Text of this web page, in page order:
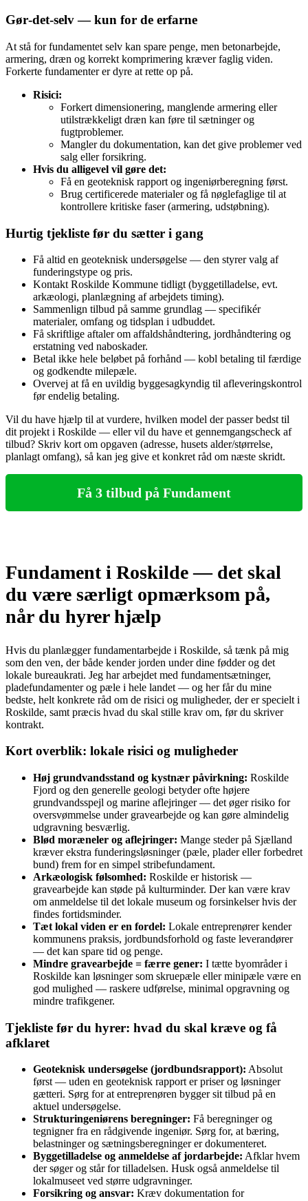
Gør‑det‑selv — kun for de erfarne
At stå for fundamentet selv kan spare penge, men betonarbejde,
armering, dræn og korrekt komprimering kræver faglig viden.
Forkerte fundamenter er dyre at rette op på.
Risici:
Forkert dimensionering, manglende armering eller
utilstrækkeligt dræn kan føre til sætninger og
fugtproblemer.
Mangler du dokumentation, kan det give problemer ved
salg eller forsikring.
Hvis du alligevel vil gøre det:
Få en geoteknisk rapport og ingeniørberegning først.
Brug certificerede materialer og få nøglefaglige til at
kontrollere kritiske faser (armering, udstøbning).
Hurtig tjekliste før du sætter i gang
Få altid en geoteknisk undersøgelse — den styrer valg af
funderingstype og pris.
Kontakt Roskilde Kommune tidligt (byggetilladelse, evt.
arkæologi, planlægning af arbejdets timing).
Sammenlign tilbud på samme grundlag — specifikér
materialer, omfang og tidsplan i udbuddet.
Få skriftlige aftaler om affaldshåndtering, jordhåndtering og
erstatning ved naboskader.
Betal ikke hele beløbet på forhånd — kobl betaling til færdige
og godkendte milepæle.
Overvej at få en uvildig byggesagkyndig til afleveringskontrol
før endelig betaling.
Vil du have hjælp til at vurdere, hvilken model der passer bedst til
dit projekt i Roskilde — eller vil du have et gennemgangscheck af
tilbud? Skriv kort om opgaven (adresse, husets alder/størrelse,
planlagt omfang), så kan jeg give et konkret råd om næste skridt.
Få 3 tilbud på Fundament
Fundament i Roskilde — det skal
du være særligt opmærksom på,
når du hyrer hjælp
Hvis du planlægger fundamentarbejde i Roskilde, så tænk på mig
som den ven, der både kender jorden under dine fødder og det
lokale bureaukrati. Jeg har arbejdet med fundamentsætninger,
pladefundamenter og pæle i hele landet — og her får du mine
bedste, helt konkrete råd om de risici og muligheder, der er specielt i
Roskilde, samt præcis hvad du skal stille krav om, før du skriver
kontrakt.
Kort overblik: lokale risici og muligheder
Høj grundvandsstand og kystnær påvirkning: Roskilde
Fjord og den generelle geologi betyder ofte højere
grundvandsspejl og marine aflejringer — det øger risiko for
oversvømmelse under gravearbejde og kan gøre almindelig
udgravning besværlig.
Blød moræneler og aflejringer: Mange steder på Sjælland
kræver ekstra funderingsløsninger (pæle, plader eller forbedret
bund) frem for en simpel stribefundament.
Arkæologisk følsomhed: Roskilde er historisk —
gravearbejde kan støde på kulturminder. Der kan være krav
om anmeldelse til det lokale museum og forsinkelser hvis der
findes fortidsminder.
Tæt lokal viden er en fordel: Lokale entreprenører kender
kommunens praksis, jordbundsforhold og faste leverandører
— det kan spare tid og penge.
Mindre gravearbejde = færre gener: I tætte byområder i
Roskilde kan løsninger som skruepæle eller minipæle være en
god mulighed — raskere udførelse, minimal opgravning og
mindre trafikgener.
Tjekliste før du hyrer: hvad du skal kræve og få
afklaret
Geoteknisk undersøgelse (jordbundsrapport): Absolut
først — uden en geoteknisk rapport er priser og løsninger
gætteri. Sørg for at entreprenøren bygger sit tilbud på en
aktuel undersøgelse.
Strukturingeniørens beregninger: Få beregninger og
tegnigner fra en rådgivende ingeniør. Sørg for, at bæring,
belastninger og sætningsberegninger er dokumenteret.
Byggetilladelse og anmeldelse af jordarbejde: Afklar hvem
der søger og står for tilladelsen. Husk også anmeldelse til
lokalmuseet ved større udgravninger.
Forsikring og ansvar: Kræv dokumentation for